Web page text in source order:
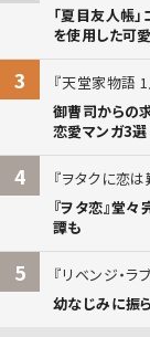
「夏目友人帳
を使用した可
3
天堂家物語 1
御曹司からの
恋愛マンガ3選
4
ヲタクに恋
『ヲタ恋』堂
譚も
5
リベンジ・ラ
幼なじみに振